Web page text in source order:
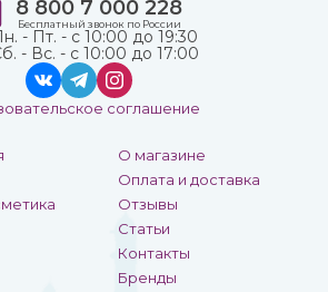
О магазине
Оплата и доставка
Отзывы
Статьи
Контакты
Бренды
8 800 7 000 228
Бесплатный звонок по России
- Пт. - с 10:00 до 19:30
- Вс. - с 10:00 до 17:00
соглашение